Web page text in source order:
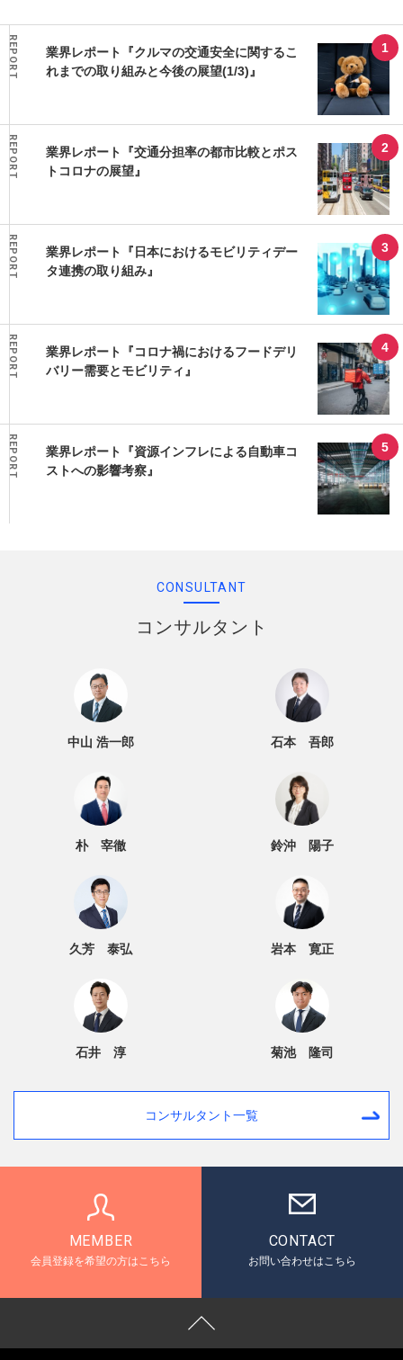
REPORT
業界レポート『クルマの交通安全に関するこ
れまでの取り組みと今後の展望(1/3)』
REPORT
業界レポート『交通分担率の都市比較とポス
トコロナの展望』
REPORT
業界レポート『日本におけるモビリティデー
タ連携の取り組み』
REPORT
業界レポート『コロナ禍におけるフードデリ
バリー需要とモビリティ』
REPORT
業界レポート『資源インフレによる自動車コ
ストへの影響考察』
CONSULTANT
コンサルタント
中山 浩一郎 石本 吾郎
朴 宰徹 鈴沖 陽子
久芳 泰弘 岩本 寛正
石井 淳 菊池 隆司
コンサルタント一覧
MEMBER
会員登録を希望の方はこちら
CONTACT
お問い合わせはこちら